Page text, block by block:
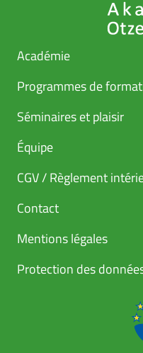
Académie
Programmes de
Séminaires et plaisir
Équipe
CGV / Règlement
Contact
Mentions légales
Protection des